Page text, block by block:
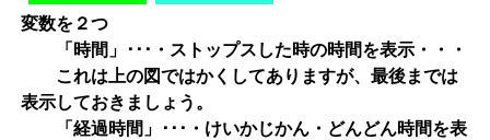
変数を２つ
「時間」･･･・ストップスした時の時間を表示・・・
これは上の図ではかくしてありますが、最後までは
表示しておきましょう。
「経過時間」･･･・けいかじかん・どんどん時間を表